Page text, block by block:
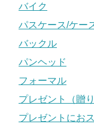
バイク
パスケース/ケー
バックル
パンヘッド
フォーマル
プレゼント（贈り
プレゼントにお